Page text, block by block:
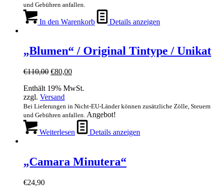
und Gebühren anfallen.
In den Warenkorb Details anzeigen
„Blumen“ / Original Tintype / Unikat
€110,00 Ursprünglicher
war:
€110,00
€80,00Aktueller
ist:
Enthält 19% MwSt.
zzgl. Versand
Bei Lieferungen in Nicht-EU-Länder können zusätzliche Zölle, Steuern
und Gebühren anfallen. Angebot!
Weiterlesen Details anzeigen
„Camara Minutera“
€24,90